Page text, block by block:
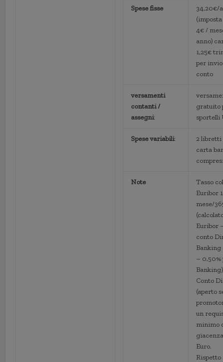
Spese fisse
34,20€/
4€ /
anno)
1,25€
per
conto
versamenti
contanti /
assegni:
gratuito
sportelli
Spese variabili:
2 libretti
carta
Note
Tasso
Euribor 1
mese/
Euribor
conto
Banking
–
Banking)
Conto
(aperto
un
minimo
Euro.
Rispetto